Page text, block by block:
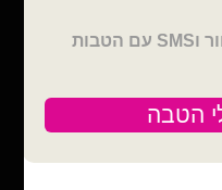
ועד לגדול! אנחנו כאן